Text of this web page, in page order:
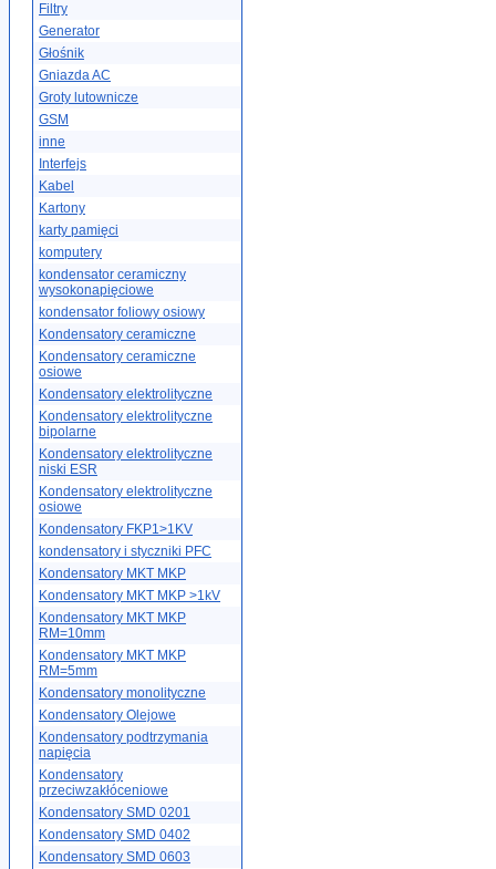
Filtry
Generator
Głośnik
Gniazda AC
Groty lutownicze
GSM
inne
Interfejs
Kabel
Kartony
karty pamięci
komputery
kondensator ceramiczny
wysokonapięciowe
kondensator foliowy osiowy
Kondensatory ceramiczne
Kondensatory ceramiczne
osiowe
Kondensatory elektrolityczne
Kondensatory elektrolityczne
bipolarne
Kondensatory elektrolityczne
niski ESR
Kondensatory elektrolityczne
osiowe
Kondensatory FKP1>1KV
kondensatory i styczniki PFC
Kondensatory MKT MKP
Kondensatory MKT MKP >1kV
Kondensatory MKT MKP
RM=10mm
Kondensatory MKT MKP
RM=5mm
Kondensatory monolityczne
Kondensatory Olejowe
Kondensatory podtrzymania
napięcia
Kondensatory
przeciwzakłóceniowe
Kondensatory SMD 0201
Kondensatory SMD 0402
Kondensatory SMD 0603